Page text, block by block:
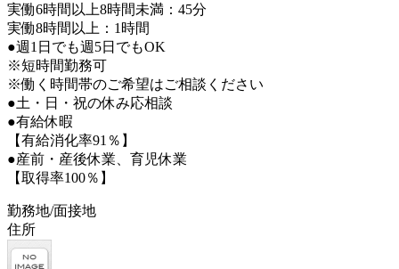
実働6時間以上8時間未満：45分
実働8時間以上：1時間
●週1日でも週5日でもOK
※短時間勤務可
※働く時間帯のご希望はご相談ください
●土・日・祝の休み応相談
●有給休暇
【有給消化率91％】
●産前・産後休業、育児休業
【取得率100％】
勤務地/面接地
住所